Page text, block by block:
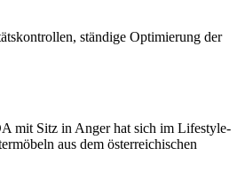
ständige Optimierung der
mit Sitz in Anger hat sich im Lifestyle-
aus dem österreichischen